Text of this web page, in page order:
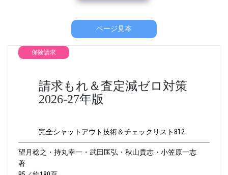
ページ見本
保険請求
請求もれ＆査定減ゼロ対策
2026-27年版
完全シャットアウト技術＆チェックリスト812
望月稔之・持丸幸一・武田匤弘・秋山貴志・小笠原一志
著